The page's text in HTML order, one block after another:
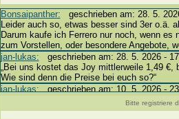
Bonsaipanther: geschrieben am: 28. 5.
Leider auch so, etwas besser sind 3er o.ä.
Darum kaufe ich Ferrero nur noch, wenn es
zum Vorstellen, oder besondere Angebote,
jan-lukas: geschrieben am: 28. 5. 2026 -
„Bei uns kostet das Joy mittlerweile 1,49 €,
Wie sind denn die Preise bei euch so?“
jan-lukas:geschrieben am: 10. 5. 2026 -
Bonsaipanther:geschrieben am: 10. 5.
Bitte registriere